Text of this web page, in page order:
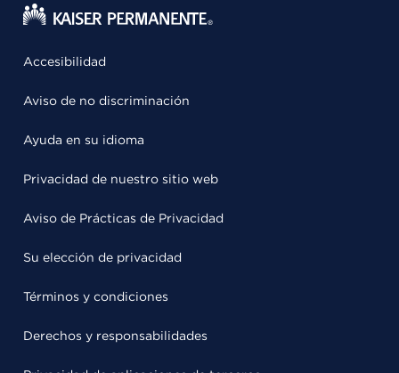
Accesibilidad
Aviso de no discriminación
Ayuda en su idioma
Privacidad de nuestro sitio web
Aviso de Prácticas de Privacidad
Su elección de privacidad
Términos y condiciones
Derechos y responsabilidades